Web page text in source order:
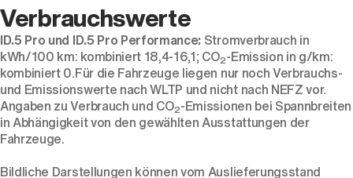
Verbrauchswerte
ID.5 Pro und ID.5 Pro Performance: Stromverbrauch in
kWh/100 km: kombiniert 18,4-16,1; CO2-Emission in g/km:
kombiniert 0.Für die Fahrzeuge liegen nur noch Verbrauchs-
und Emissionswerte nach WLTP und nicht nach NEFZ vor.
Angaben zu Verbrauch und CO2-Emissionen bei Spannbreiten
in Abhängigkeit von den gewählten Ausstattungen der
Fahrzeuge.
Bildliche Darstellungen können vom Auslieferungsstand